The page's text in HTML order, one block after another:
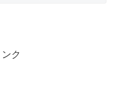
ク